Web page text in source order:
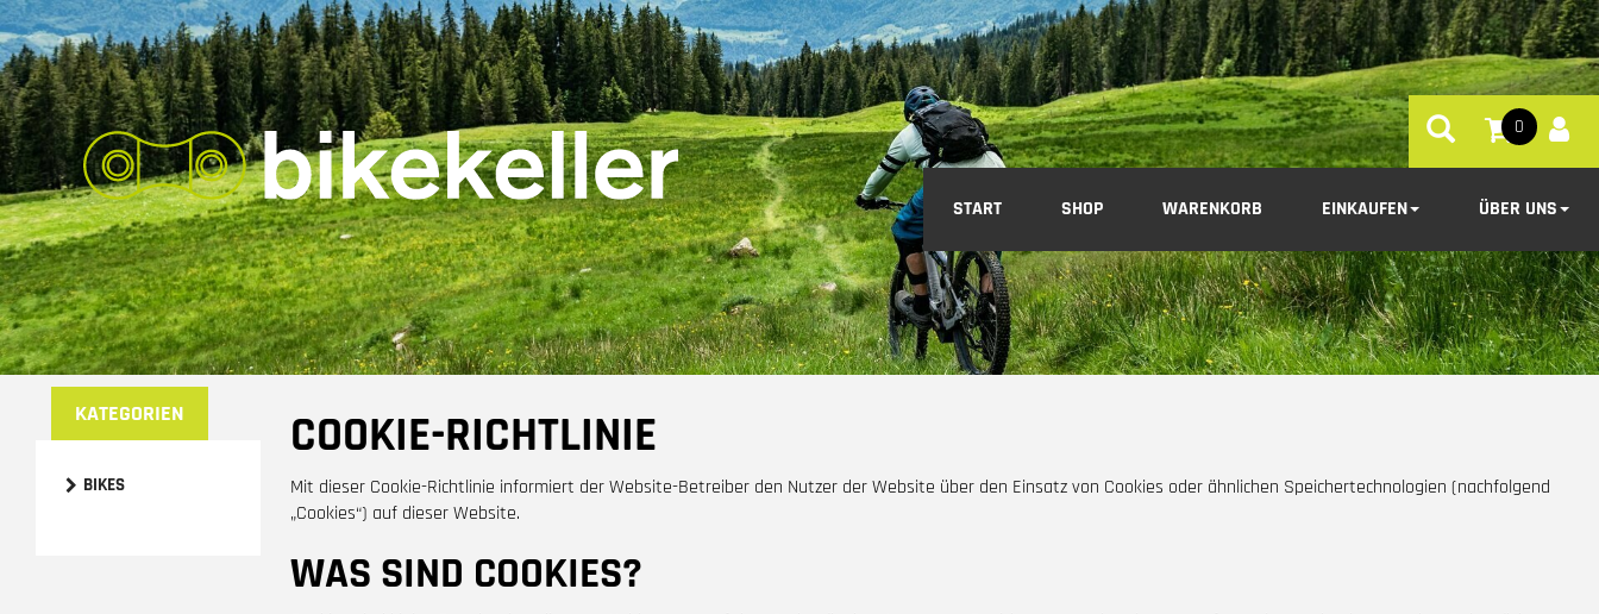
0
START SHOP WARENKORB EINKAUFEN ÜBER UNS
KATEGORIEN
BIKES
COOKIE-RICHTLINIE
Mit dieser Cookie-Richtlinie informiert der Website-Betreiber den Nutzer der Website über den Einsatz von Cookies oder ähnlichen Speichertechnologien (nachfolgend
„Cookies“) auf dieser Website.
WAS SIND COOKIES?